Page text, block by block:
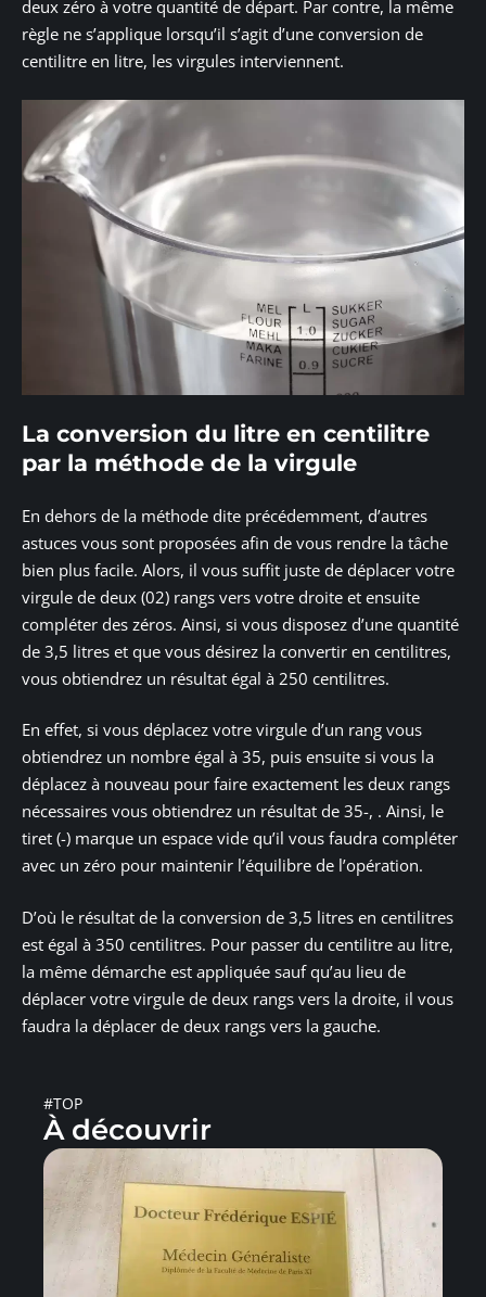
deux zéro à votre quantité de départ. Par contre, la même
règle ne s’applique lorsqu’il s’agit d’une conversion de
centilitre en litre, les virgules interviennent.
La conversion du litre en centilitre
par la méthode de la virgule
En dehors de la méthode dite précédemment, d’autres
astuces vous sont proposées afin de vous rendre la tâche
bien plus facile. Alors, il vous suffit juste de déplacer votre
virgule de deux (02) rangs vers votre droite et ensuite
compléter des zéros. Ainsi, si vous disposez d’une quantité
de 3,5 litres et que vous désirez la convertir en centilitres,
vous obtiendrez un résultat égal à 250 centilitres.
En effet, si vous déplacez votre virgule d’un rang vous
obtiendrez un nombre égal à 35, puis ensuite si vous la
déplacez à nouveau pour faire exactement les deux rangs
nécessaires vous obtiendrez un résultat de 35-, . Ainsi, le
tiret (-) marque un espace vide qu’il vous faudra compléter
avec un zéro pour maintenir l’équilibre de l’opération.
D’où le résultat de la conversion de 3,5 litres en centilitres
est égal à 350 centilitres. Pour passer du centilitre au litre,
la même démarche est appliquée sauf qu’au lieu de
déplacer votre virgule de deux rangs vers la droite, il vous
faudra la déplacer de deux rangs vers la gauche.
#TOP
À découvrir